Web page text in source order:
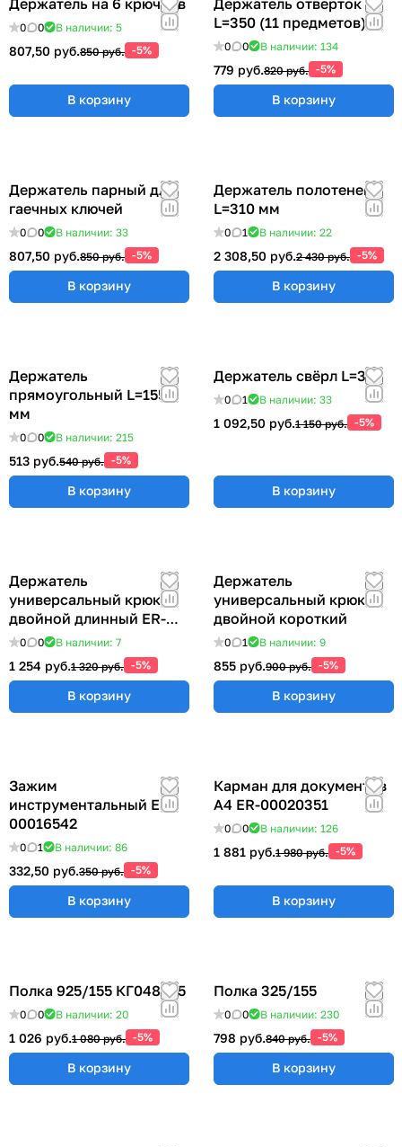
0 0 В наличии: 5
807,50 руб.850 руб. -5%
В корзину
L=350 (11 предметов)
0 0 В наличии: 134
779 руб.820 руб. -5%
В корзину
Держатель парный для
гаечных ключей
0 0 В наличии: 33
807,50 руб.850 руб. -5%
В корзину
Держатель полотенец
L=310 мм
0 1 В наличии: 22
2 308,50 руб.2 430 руб. -5%
В корзину
Держатель
прямоугольный L=155
мм
0 0 В наличии: 215
513 руб.540 руб. -5%
В корзину
Держатель свёрл L=315
0 1 В наличии: 33
1 092,50 руб.1 150 руб. -5%
В корзину
Держатель
универсальный крюк
двойной длинный ER-
00012769
0 0 В наличии: 7
1 254 руб.1 320 руб. -5%
В корзину
Держатель
универсальный крюк
двойной короткий
0 1 В наличии: 9
855 руб.900 руб. -5%
В корзину
Зажим
инструментальный ER-
00016542
0 1 В наличии: 86
332,50 руб.350 руб. -5%
В корзину
Карман для документов
А4 ER-00020351
0 0 В наличии: 126
1 881 руб.1 980 руб. -5%
В корзину
Полка 925/155 КГ048825
0 0 В наличии: 20
1 026 руб.1 080 руб. -5%
В корзину
Полка 325/155
0 0 В наличии: 230
798 руб.840 руб. -5%
В корзину